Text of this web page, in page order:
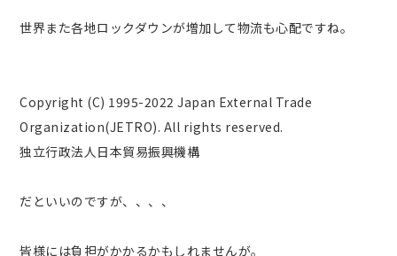
世界また各地ロックダウンが増加して物流も心配ですね。
Copyright (C) 1995-2022 Japan External Trade
Organization(JETRO). All rights reserved.
独立行政法人日本貿易振興機構
だといいのですが、、、、
皆様には負担がかかるかもしれませんが。